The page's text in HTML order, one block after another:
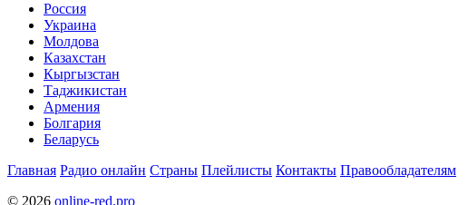
Россия
Украина
Молдова
Казахстан
Кыргызстан
Таджикистан
Армения
Болгария
Беларусь
Главная Радио онлайн Страны Плейлисты Контакты Правообладателям
© 2026 online-red.pro